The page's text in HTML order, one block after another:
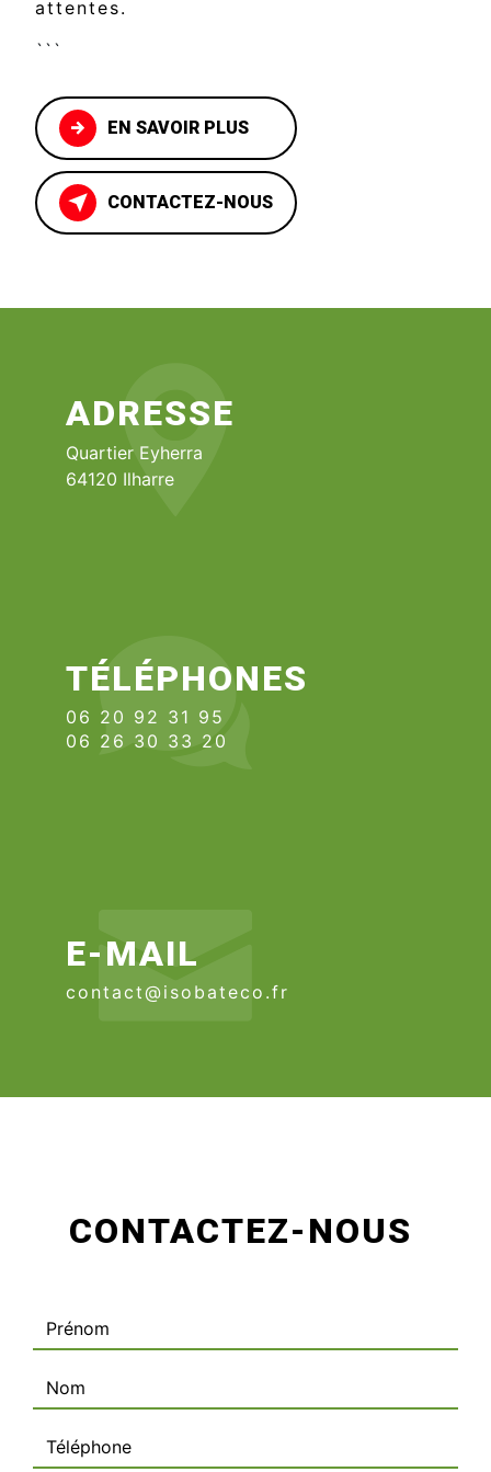
attentes.
```
EN SAVOIR PLUS
CONTACTEZ-NOUS
ADRESSE
Quartier Eyherra
64120 Ilharre
TÉLÉPHONES
06 20 92 31 95
06 26 30 33 20
E-MAIL
contact@isobateco.fr
CONTACTEZ-NOUS